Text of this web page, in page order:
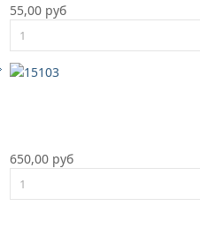
55,00 руб
650,00 руб